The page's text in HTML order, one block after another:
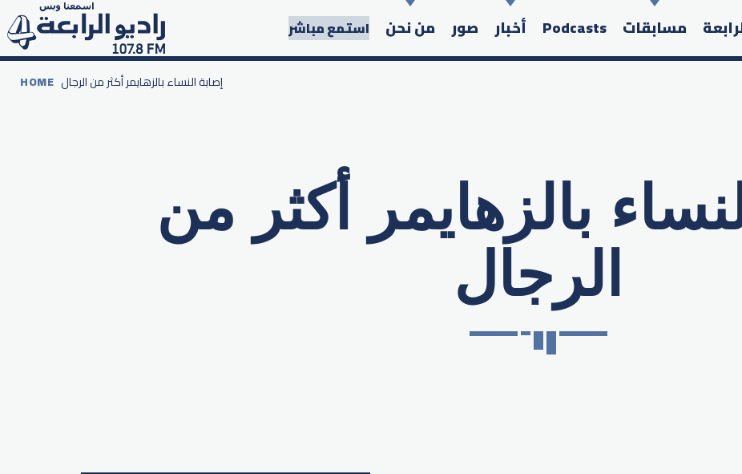
مسابقات Podcasts أخبار صور من نحن استمع مباشر
Search in the website:
HOME إصابة النساء بالزهايمر أكثر من الرجال
بالزهايمر أكثر من
الرجال